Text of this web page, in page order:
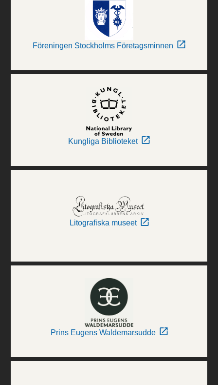
Föreningen Stockholms Företagsminnen
Kungliga Biblioteket
Litografiska museet
Prins Eugens Waldemarsudde